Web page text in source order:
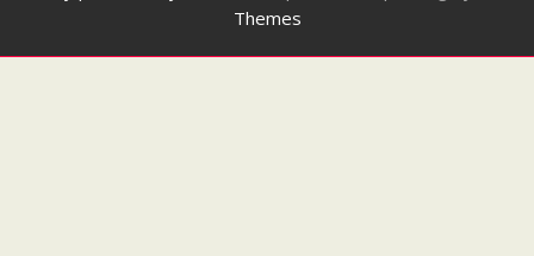
Themes